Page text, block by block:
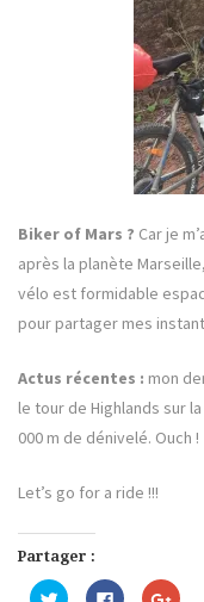
Biker of Mars ? Car je
après la planète
vélo est formidable
pour partager mes
Actus récentes : mon
le tour de Highlands sur
000 m de dénivelé. Ouch !
Let’s go for a ride !!!
Partager :
C C C